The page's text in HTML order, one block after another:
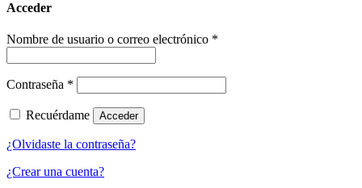
Acceder
Nombre de usuario o correo electrónico *
Contraseña *
Recuérdame Acceder
¿Olvidaste la contraseña?
¿Crear una cuenta?